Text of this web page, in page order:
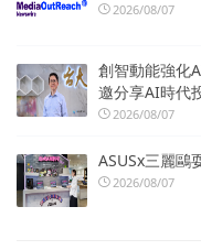
2026/08/07
創智動能強化
邀分享AI時代
2026/08/07
ASUSx三麗鷗
2026/08/07